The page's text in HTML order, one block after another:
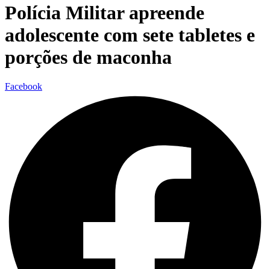
Polícia Militar apreende
adolescente com sete tabletes e
porções de maconha
Facebook